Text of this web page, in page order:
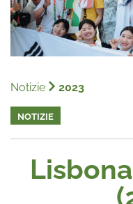
Notizie 2023
NOTIZIE